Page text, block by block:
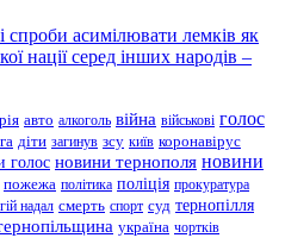
асимілювати лемків як
нації серед інших народів –
авто алкоголь війна військові голос
діти загинув зсу київ коронавірус
голос новини тернополя новини
пожежа політика поліція прокуратура
надал смерть спорт суд тернопілля
україна чортків